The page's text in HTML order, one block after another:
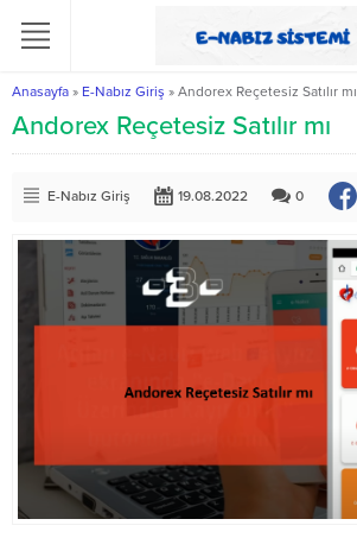
Anasayfa » E-Nabız Giriş » Andorex Reçetesiz Satılır mı
Andorex Reçetesiz Satılır mı
E-Nabız Giriş 19.08.2022 0